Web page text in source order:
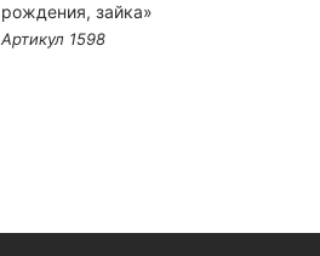
рождения, зайка»
Артикул 1598